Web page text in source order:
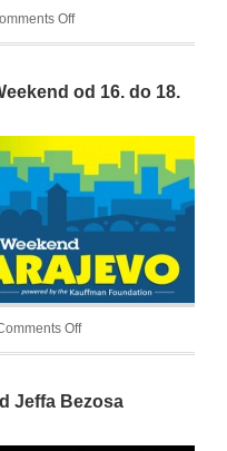
Offon
Još
ugodno
na
OpenCoffee
Meetup-
od 16. do 18.
Offon
Sarajevo
Weekend
Jeffa Bezosa